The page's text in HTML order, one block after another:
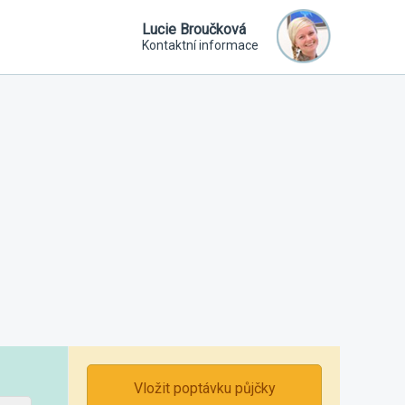
Lucie Broučková
Kontaktní informace
Vložit poptávku půjčky